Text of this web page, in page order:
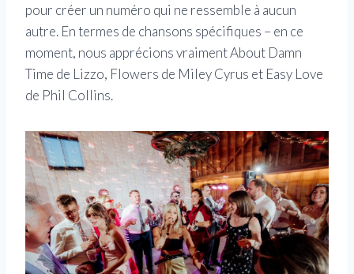
pour créer un numéro qui ne ressemble à aucun
autre. En termes de chansons spécifiques – en ce
moment, nous apprécions vraiment About Damn
Time de Lizzo, Flowers de Miley Cyrus et Easy Love
de Phil Collins.